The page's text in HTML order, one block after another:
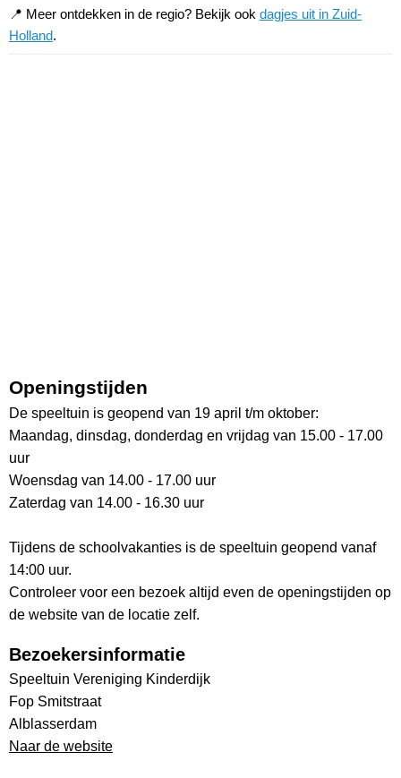
📍 Meer ontdekken in de regio? Bekijk ook dagjes uit in Zuid-
Holland.
Openingstijden
De speeltuin is geopend van 19 april t/m oktober:
Maandag, dinsdag, donderdag en vrijdag van 15.00 - 17.00
uur
Woensdag van 14.00 - 17.00 uur
Zaterdag van 14.00 - 16.30 uur
Tijdens de schoolvakanties is de speeltuin geopend vanaf
14:00 uur.
Controleer voor een bezoek altijd even de openingstijden op
de website van de locatie zelf.
Bezoekersinformatie
Speeltuin Vereniging Kinderdijk
Fop Smitstraat
Alblasserdam
Naar de website